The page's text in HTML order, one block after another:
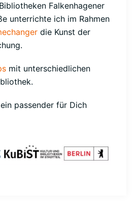
Falkenhagener
unterrichte ich im Rahmen
die Kunst der
mit unterschiedlichen
passender für Dich